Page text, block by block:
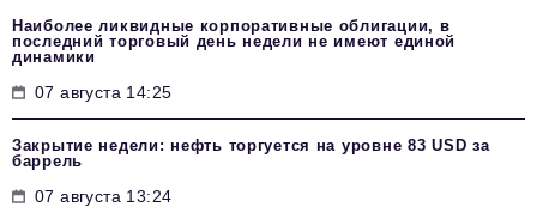
Наиболее ликвидные корпоративные облигации, в
последний торговый день недели не имеют единой
динамики
07 августа 14:25
Закрытие недели: нефть торгуется на уровне 83 USD за
баррель
07 августа 13:24